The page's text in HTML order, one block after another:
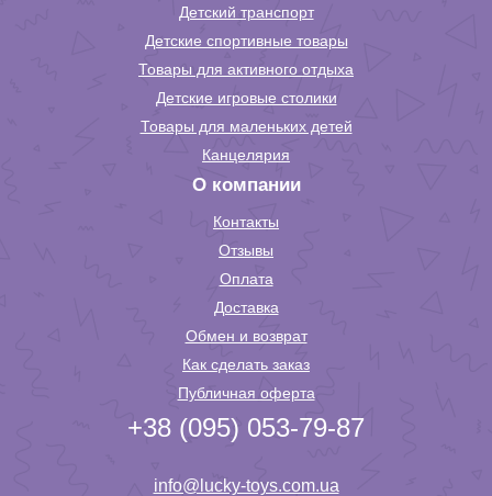
Детский транспорт
Детские спортивные товары
Товары для активного отдыха
Детские игровые столики
Товары для маленьких детей
Канцелярия
О компании
Контакты
Отзывы
Оплата
Доставка
Обмен и возврат
Как сделать заказ
Публичная оферта
+38 (095) 053-79-87
info@lucky-toys.com.ua